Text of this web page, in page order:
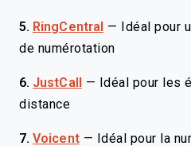
5. RingCentral —
Idéal pour
de numérotation
6. JustCall —
Idéal pour les
distance
7. Voicent — Idéal pour la